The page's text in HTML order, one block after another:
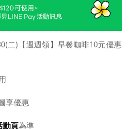
二)【週週領】早餐咖啡10元優惠
享優惠
動頁為準